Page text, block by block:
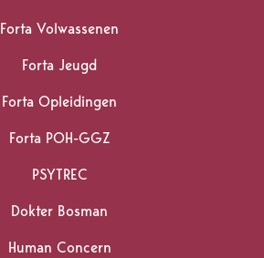
Forta Volwassenen
Forta Jeugd
Forta Opleidingen
Forta POH-GGZ
PSYTREC
Dokter Bosman
Human Concern